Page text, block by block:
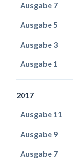
Ausgabe 7
Ausgabe 5
Ausgabe 3
Ausgabe 1
2017
Ausgabe 11
Ausgabe 9
Ausgabe 7